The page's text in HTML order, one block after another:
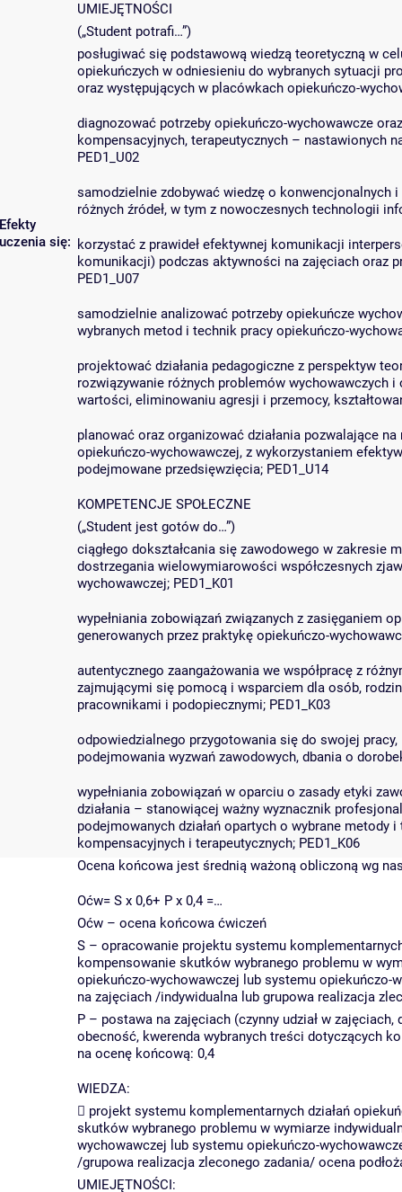
Efekty
uczenia się:
UMIEJĘTNOŚCI
(„Student potrafi…”)
posługiwać się podstawową wiedzą teoretyczną w
opiekuńczych w odniesieniu do wybranych sytuacji
oraz występujących w placówkach opiekuńczo-
diagnozować potrzeby opiekuńczo-wychowawcze
kompensacyjnych, terapeutycznych – nastawionych
PED1_U02
samodzielnie zdobywać wiedzę o konwencjonalnych
różnych źródeł, w tym z nowoczesnych technologii
korzystać z prawideł efektywnej komunikacji
komunikacji) podczas aktywności na zajęciach oraz
PED1_U07
samodzielnie analizować potrzeby opiekuńcze
wybranych metod i technik pracy opiekuńczo-
projektować działania pedagogiczne z perspektyw
rozwiązywanie różnych problemów wychowawczych
wartości, eliminowaniu agresji i przemocy,
planować oraz organizować działania pozwalające
opiekuńczo-wychowawczej, z wykorzystaniem
podejmowane przedsięwzięcia; PED1_U14
KOMPETENCJE SPOŁECZNE
(„Student jest gotów do…”)
ciągłego dokształcania się zawodowego w
dostrzegania wielowymiarowości współczesnych
wychowawczej; PED1_K01
wypełniania zobowiązań związanych z zasięganiem
generowanych przez praktykę opiekuńczo-
autentycznego zaangażowania we współpracę z
zajmującymi się pomocą i wsparciem dla osób,
pracownikami i podopiecznymi; PED1_K03
odpowiedzialnego przygotowania się do swojej
podejmowania wyzwań zawodowych, dbania o
wypełniania zobowiązań w oparciu o zasady etyki
działania – stanowiącej ważny wyznacznik
podejmowanych działań opartych o wybrane metody
kompensacyjnych i terapeutycznych; PED1_K06
Ocena końcowa jest średnią ważoną obliczoną wg
Oćw= S x 0,6+ P x 0,4 =…
Oćw – ocena końcowa ćwiczeń
S – opracowanie projektu systemu
kompensowanie skutków wybranego problemu w
opiekuńczo-wychowawczej lub systemu
na zajęciach /indywidualna lub grupowa realizacja
P – postawa na zajęciach (czynny udział w
obecność, kwerenda wybranych treści dotyczących
na ocenę końcową: 0,4
WIEDZA:
 projekt systemu komplementarnych działań
skutków wybranego problemu w wymiarze
wychowawczej lub systemu opiekuńczo-
/grupowa realizacja zleconego zadania/ ocena
UMIEJĘTNOŚCI: